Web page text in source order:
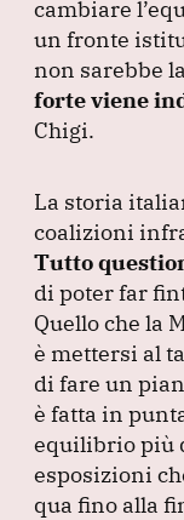
cambiare
un fronte
non sarebbe
forte viene
Chigi.
La storia
coalizioni
Tutto
di poter far
Quello che la
è mettersi al
di fare un
è fatta in
equilibrio più
esposizioni
qua fino alla